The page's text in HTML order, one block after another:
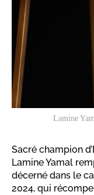
Lamine
Sacré champion
Lamine Yamal
décerné dans le
2024, qui